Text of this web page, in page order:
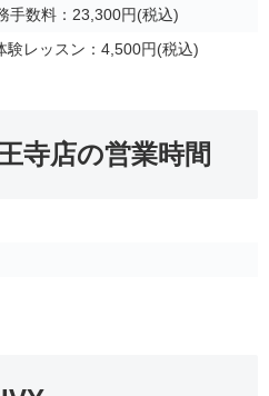
手数料：23,300円(税込)
験レッスン：4,500円(税込)
寺店の営業時間